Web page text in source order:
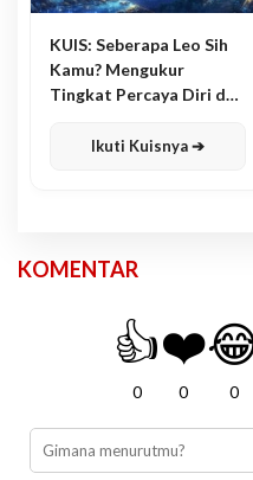
KUIS: Seberapa Leo Sih
Kamu? Mengukur
Tingkat Percaya Diri dan
Ikuti Kuisnya ➔
KOMENTAR
👍
0
❤️
0 0